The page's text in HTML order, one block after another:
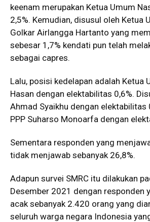
keenam merupakan Ketua Umum
2,5%. Kemudian, disusul oleh Ketua
Golkar Airlangga Hartanto yang
sebesar 1,7% kendati pun telah
sebagai capres.
Lalu, posisi kedelapan adalah Ketua
Hasan dengan elektabilitas 0,6%.
Ahmad Syaikhu dengan elektabilitas
PPP Suharso Monoarfa dengan
Sementara responden yang
tidak menjawab sebanyak 26,8%.
Adapun survei SMRC itu dilakukan
Desember 2021 dengan responden
acak sebanyak 2.420 orang yang
seluruh warga negara Indonesia